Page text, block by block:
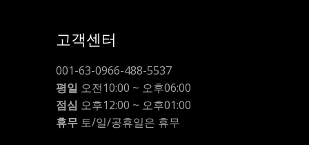
고객센터
001-63-0966-488-5537
평일 오전10:00 ~ 오후06:00
점심 오후12:00 ~ 오후01:00
휴무 토/일/공휴일은 휴무